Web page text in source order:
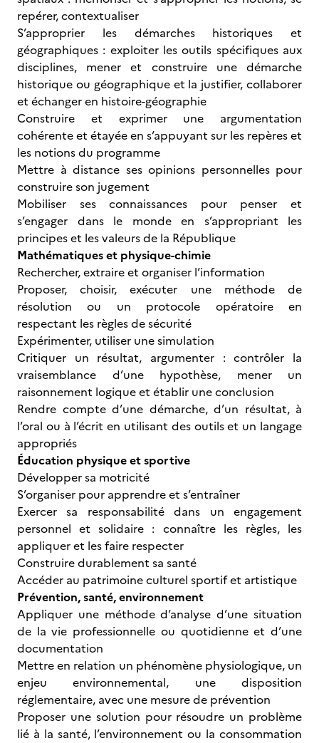
repérer, contextualiser
S’approprier les démarches historiques et
géographiques : exploiter les outils spécifiques aux
disciplines, mener et construire une démarche
historique ou géographique et la justifier, collaborer
et échanger en histoire-géographie
Construire et exprimer une argumentation
cohérente et étayée en s’appuyant sur les repères et
les notions du programme
Mettre à distance ses opinions personnelles pour
construire son jugement
Mobiliser ses connaissances pour penser et
s’engager dans le monde en s’appropriant les
principes et les valeurs de la République
Mathématiques et physique-chimie
Rechercher, extraire et organiser l’information
Proposer, choisir, exécuter une méthode de
résolution ou un protocole opératoire en
respectant les règles de sécurité
Expérimenter, utiliser une simulation
Critiquer un résultat, argumenter : contrôler la
vraisemblance d’une hypothèse, mener un
raisonnement logique et établir une conclusion
Rendre compte d’une démarche, d’un résultat, à
l’oral ou à l’écrit en utilisant des outils et un langage
appropriés
Éducation physique et sportive
Développer sa motricité
S’organiser pour apprendre et s’entraîner
Exercer sa responsabilité dans un engagement
personnel et solidaire : connaître les règles, les
appliquer et les faire respecter
Construire durablement sa santé
Accéder au patrimoine culturel sportif et artistique
Prévention, santé, environnement
Appliquer une méthode d’analyse d’une situation
de la vie professionnelle ou quotidienne et d’une
documentation
Mettre en relation un phénomène physiologique, un
enjeu environnemental, une disposition
réglementaire, avec une mesure de prévention
Proposer une solution pour résoudre un problème
lié à la santé, l’environnement ou la consommation